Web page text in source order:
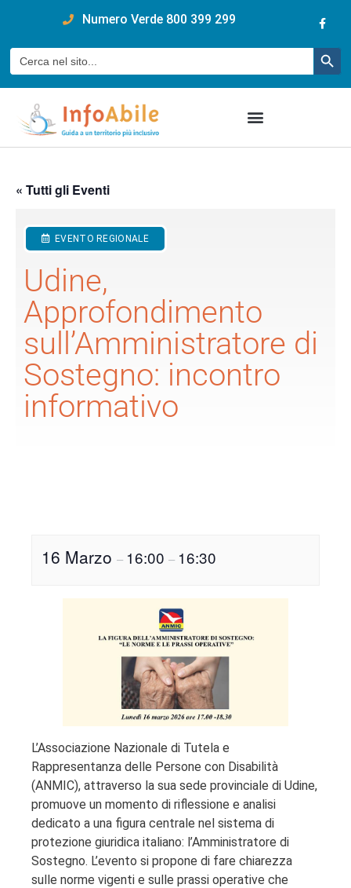
Numero Verde 800 399 299
Cerca:
« Tutti gli Eventi
EVENTO REGIONALE
Udine,
Approfondimento
sull’Amministratore di
Sostegno: incontro
informativo
16 Marzo – 16:00 – 16:30
L’Associazione Nazionale di Tutela e
Rappresentanza delle Persone con Disabilità
(ANMIC), attraverso la sua sede provinciale di Udine,
promuove un momento di riflessione e analisi
dedicato a una figura centrale nel sistema di
protezione giuridica italiano: l’Amministratore di
Sostegno. L’evento si propone di fare chiarezza
sulle norme vigenti e sulle prassi operative che